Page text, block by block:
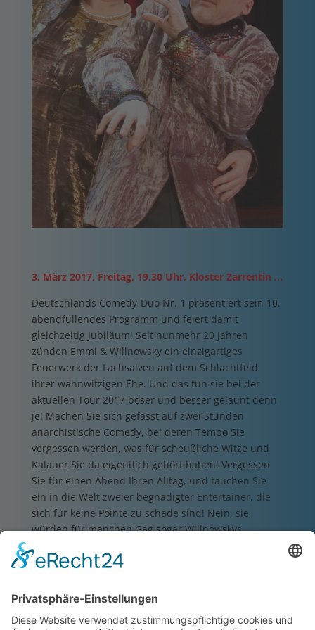
3. März 2017, Freitag, 19.30 Uhr, Kloster Zarrentin …
Deutschlands Comedy-Duo Nr. 1 präsentiert sein 10.
abendfüllendes Programm und feiert damit
gleichzeitig Jubiläum! Seit nunmehr 20 Jahren
zünden Emmi & Willnowsky ein einzigartiges
Feuerwerk der Lachsalven auf dem Schlachtfeld
ihrer wahnwitzigen Ehe. Und das tun sie bei der
aktuellen Tour 2017 böser und besser gelaunt denn
je! Machen Sie sich gefasst auf zwei Stunden
anarchistische Comedy, bei deren Tempo Sie
vergessen werden, was für scheußliche Witze und
Kalauer Sie da eigentlich gehört haben! Vergessen
Sie für einen Abend Ihren Alltag, und tauchen Sie
ein in die Welt zweier begnadigter Entertainer, die
sich für keine Pointe zu schade sind! Nein, sie
würden für manchen Gag sogar Willnowskys
deren Urne vergraben ist. Freuen Sie sich auf
Jürgens, Andrea Berg und Heinz Schenk, die durch
Willnowsky zu musikalischen Pflastersteinen werden,